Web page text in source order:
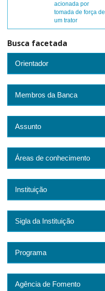
acionada por
tomada de força de
um trator
Busca facetada
Orientador
Membros da Banca
Assunto
Áreas de conhecimento
Instituição
Sigla da Instituição
Programa
Agência de Fomento